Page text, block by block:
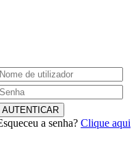
a senha? Clique aqui